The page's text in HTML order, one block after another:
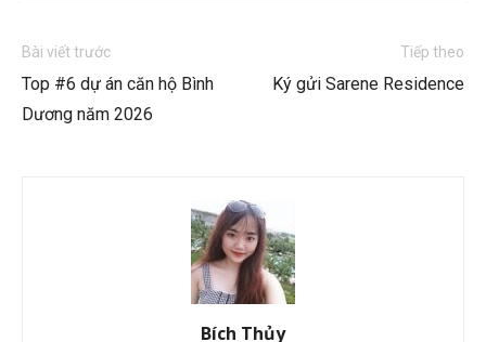
Bài viết trước
Top #6 dự án căn hộ Bình
Dương năm 2026
Tiếp theo
Ký gửi Sarene Residence
Bích Thủy